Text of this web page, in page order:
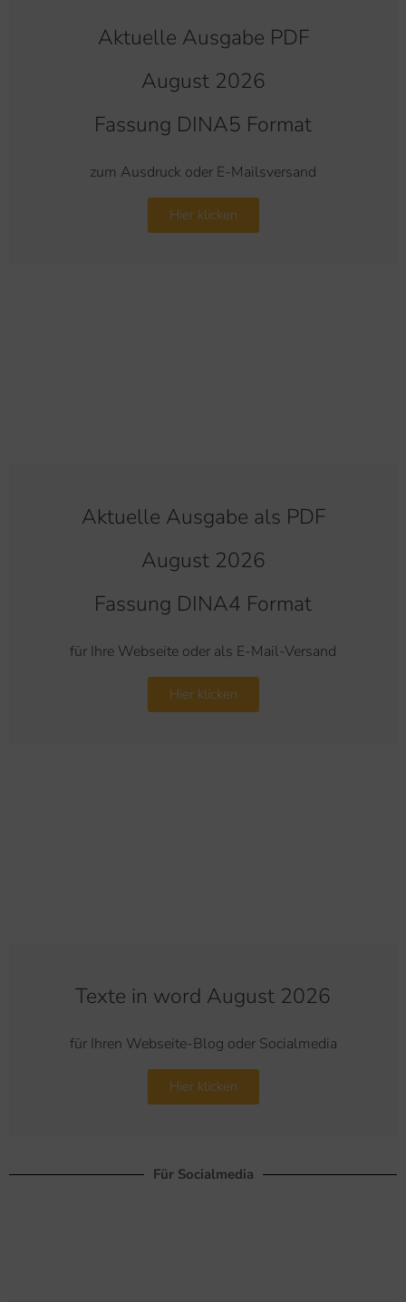
Aktuelle Ausgabe PDF
August 2026
Fassung DINA5 Format
zum Ausdruck oder E-Mailsversand
Hier klicken
Aktuelle Ausgabe als PDF
August 2026
Fassung DINA4 Format
für Ihre Webseite oder als E-Mail-Versand
Hier klicken
Texte in word August 2026
für Ihren Webseite-Blog oder Socialmedia
Hier klicken
Für Socialmedia